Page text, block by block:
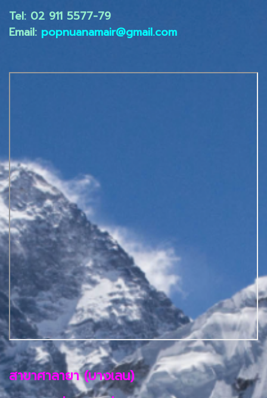
Tel: 02 ​911 5577-79
Email: popnuanamair@gmail.com
สาขาศาลายา (บางเลน)